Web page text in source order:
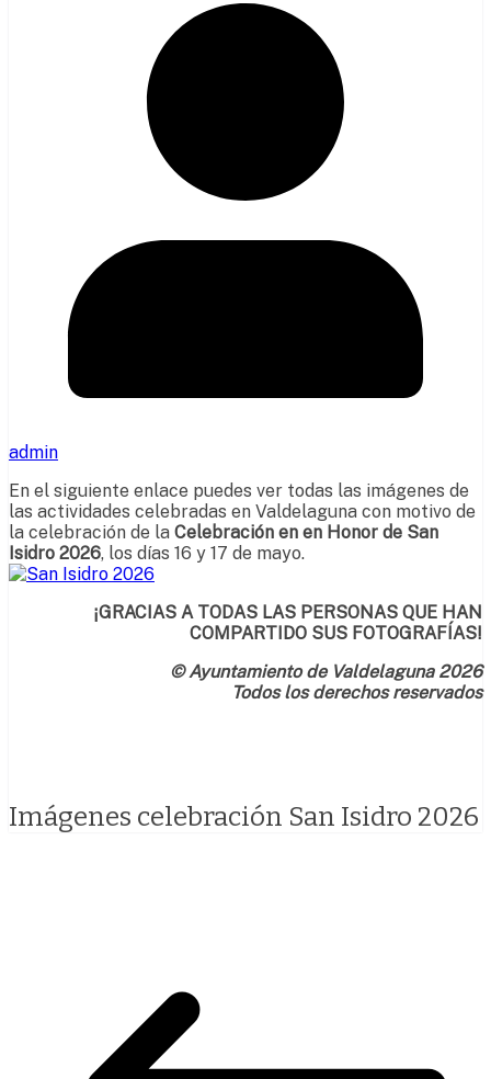
admin
En el siguiente enlace puedes ver todas las imágenes de
las actividades celebradas en Valdelaguna con motivo de
la celebración de la Celebración en en Honor de San
Isidro 2026, los días 16 y 17 de mayo.
¡GRACIAS A TODAS LAS PERSONAS QUE HAN
COMPARTIDO SUS FOTOGRAFÍAS!
© Ayuntamiento de Valdelaguna 2026
Todos los derechos reservados
Imágenes celebración San Isidro 2026